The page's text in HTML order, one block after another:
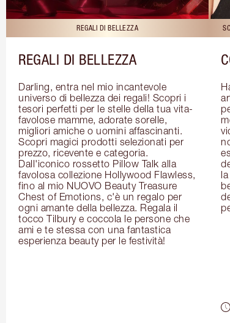
REGALI DI BELLEZZA
REGALI DI BELLEZZA
Darling, entra nel mio incantevole
universo di bellezza dei regali! Scopri i
tesori perfetti per le stelle della tua vita-
favolose mamme, adorate sorelle,
migliori amiche o uomini affascinanti.
Scopri magici prodotti selezionati per
prezzo, ricevente e categoria.
Dall'iconico rossetto Pillow Talk alla
favolosa collezione Hollywood Flawless,
fino al mio NUOVO Beauty Treasure
Chest of Emotions, c'è un regalo per
ogni amante della bellezza. Regala il
tocco Tilbury e coccola le persone che
ami e te stessa con una fantastica
esperienza beauty per le festività!